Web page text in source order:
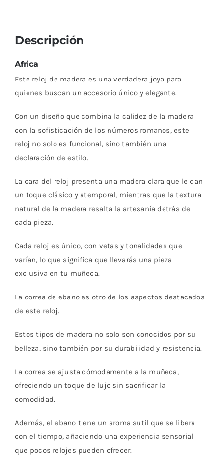
Descripción
Africa
Este reloj de madera es una verdadera joya para
quienes buscan un accesorio único y elegante.
Con un diseño que combina la calidez de la madera
con la sofisticación de los números romanos, este
reloj no solo es funcional, sino también una
declaración de estilo.
La cara del reloj presenta una madera clara que le dan
un toque clásico y atemporal, mientras que la textura
natural de la madera resalta la artesanía detrás de
cada pieza.
Cada reloj es único, con vetas y tonalidades que
varían, lo que significa que llevarás una pieza
exclusiva en tu muñeca.
La correa de ebano es otro de los aspectos destacados
de este reloj.
Estos tipos de madera no solo son conocidos por su
belleza, sino también por su durabilidad y resistencia.
La correa se ajusta cómodamente a la muñeca,
ofreciendo un toque de lujo sin sacrificar la
comodidad.
Además, el ebano tiene un aroma sutil que se libera
con el tiempo, añadiendo una experiencia sensorial
que pocos relojes pueden ofrecer.